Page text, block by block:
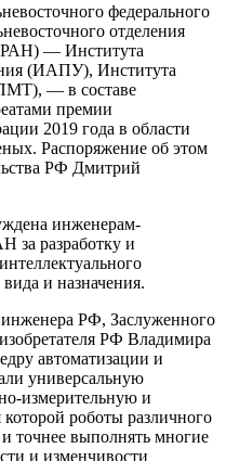
федерального
отделения
РАН) — Института
(ИАПУ), Института
— в составе
премии
2019 года в области
Распоряжение об этом
РФ Дмитрий
инженерам-
разработку и
и назначения.
РФ, Заслуженного
РФ Владимира
автоматизации и
универсальную
измерительную и
роботы различного
точнее выполнять многие
и изменчивости